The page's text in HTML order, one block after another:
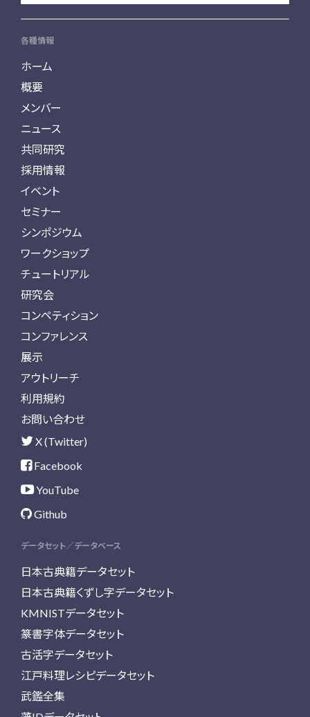
各種情報
ホーム
概要
メンバー
ニュース
共同研究
採用情報
イベント
セミナー
シンポジウム
ワークショップ
チュートリアル
研究会
コンペティション
コンファレンス
展示
アウトリーチ
利用規約
お問い合わせ
X (Twitter)
Facebook
YouTube
Github
データセット／データベース
日本古典籍データセット
日本古典籍くずし字データセット
KMNISTデータセット
篆書字体データセット
古活字データセット
江戸料理レシピデータセット
武鑑全集